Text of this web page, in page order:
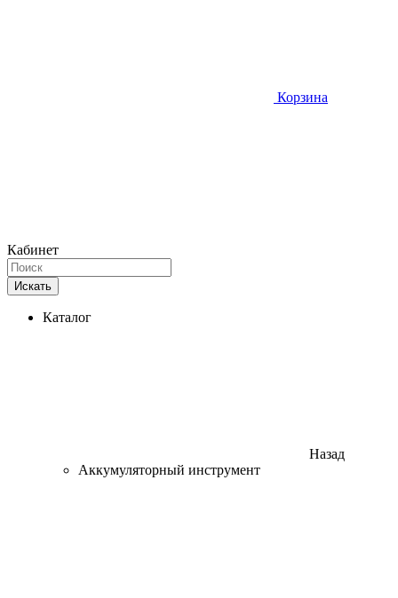
Корзина
Кабинет
Искать
Каталог
Назад
Аккумуляторный инструмент